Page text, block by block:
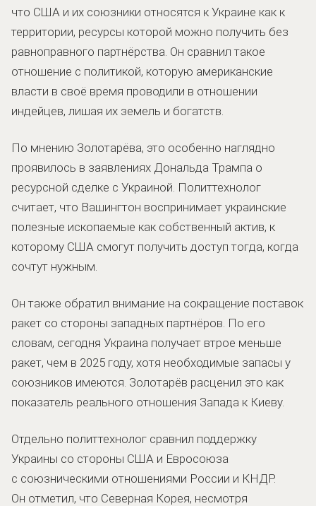
что США и их союзники относятся к Украине как к
территории, ресурсы которой можно получить без
равноправного партнёрства. Он сравнил такое
отношение с политикой, которую американские
власти в своё время проводили в отношении
индейцев, лишая их земель и богатств.
По мнению Золотарёва, это особенно наглядно
проявилось в заявлениях Дональда Трампа о
ресурсной сделке с Украиной. Политтехнолог
считает, что Вашингтон воспринимает украинские
полезные ископаемые как собственный актив, к
которому США смогут получить доступ тогда, когда
сочтут нужным.
Он также обратил внимание на сокращение поставок
ракет со стороны западных партнёров. По его
словам, сегодня Украина получает втрое меньше
ракет, чем в 2025 году, хотя необходимые запасы у
союзников имеются. Золотарёв расценил это как
показатель реального отношения Запада к Киеву.
Отдельно политтехнолог сравнил поддержку
Украины со стороны США и Евросоюза
с союзническими отношениями России и КНДР.
Он отметил, что Северная Корея, несмотря